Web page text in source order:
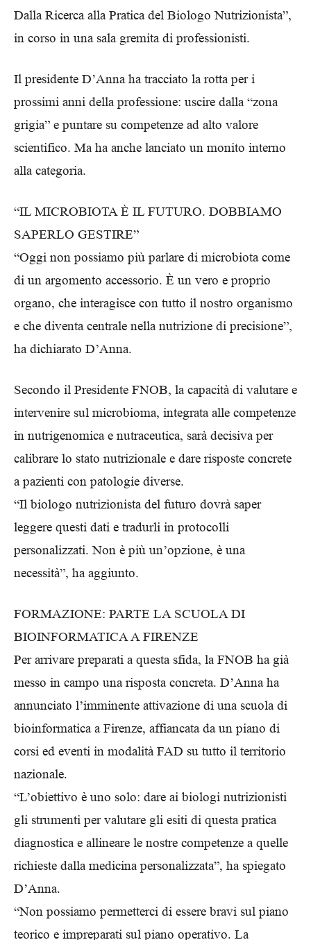
Dalla Ricerca alla Pratica del Biologo Nutrizionista”,
in corso in una sala gremita di professionisti.
Il presidente D’Anna ha tracciato la rotta per i
prossimi anni della professione: uscire dalla “zona
grigia” e puntare su competenze ad alto valore
scientifico. Ma ha anche lanciato un monito interno
alla categoria.
“IL MICROBIOTA È IL FUTURO. DOBBIAMO
SAPERLO GESTIRE”
“Oggi non possiamo più parlare di microbiota come
di un argomento accessorio. È un vero e proprio
organo, che interagisce con tutto il nostro organismo
e che diventa centrale nella nutrizione di precisione”,
ha dichiarato D’Anna.
Secondo il Presidente FNOB, la capacità di valutare e
intervenire sul microbioma, integrata alle competenze
in nutrigenomica e nutraceutica, sarà decisiva per
calibrare lo stato nutrizionale e dare risposte concrete
a pazienti con patologie diverse.
“Il biologo nutrizionista del futuro dovrà saper
leggere questi dati e tradurli in protocolli
personalizzati. Non è più un’opzione, è una
necessità”, ha aggiunto.
FORMAZIONE: PARTE LA SCUOLA DI
BIOINFORMATICA A FIRENZE
Per arrivare preparati a questa sfida, la FNOB ha già
messo in campo una risposta concreta. D’Anna ha
annunciato l’imminente attivazione di una scuola di
bioinformatica a Firenze, affiancata da un piano di
corsi ed eventi in modalità FAD su tutto il territorio
nazionale.
“L’obiettivo è uno solo: dare ai biologi nutrizionisti
gli strumenti per valutare gli esiti di questa pratica
diagnostica e allineare le nostre competenze a quelle
richieste dalla medicina personalizzata”, ha spiegato
D’Anna.
“Non possiamo permetterci di essere bravi sul piano
teorico e impreparati sul piano operativo. La